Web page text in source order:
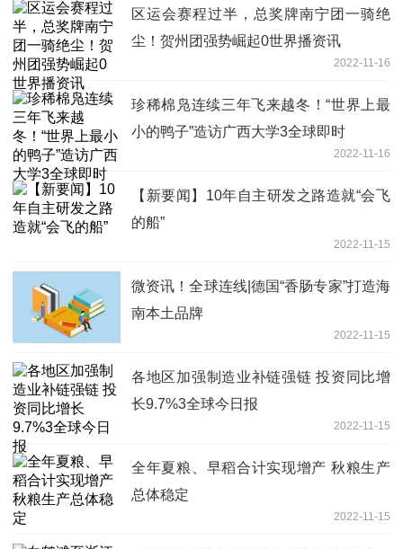
区运会赛程过半，总奖牌南宁团一骑绝
尘！贺州团强势崛起0世界播资讯
2022-11-16
珍稀棉凫连续三年飞来越冬！“世界上最
小的鸭子”造访广西大学3全球即时
2022-11-16
【新要闻】10年自主研发之路造就“会飞
的船”
2022-11-15
微资讯！全球连线|德国“香肠专家”打造海
南本土品牌
2022-11-15
各地区加强制造业补链强链 投资同比增
长9.7%3全球今日报
2022-11-15
全年夏粮、早稻合计实现增产 秋粮生产
总体稳定
2022-11-15